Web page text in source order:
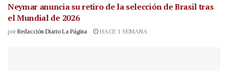
Neymar anuncia su retiro de la selección de Brasil tras
el Mundial de 2026
por Redacción Diario La Página HACE 1 SEMANA